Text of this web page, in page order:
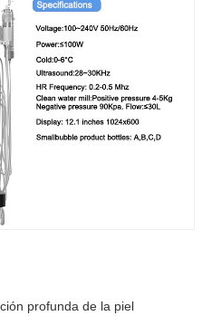
profunda de la piel